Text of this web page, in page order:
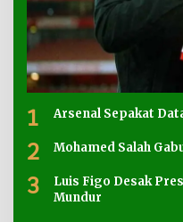
1 Arsenal Sepakat
2 Mohamed Salah
3
Luis Figo Desak
Mundur